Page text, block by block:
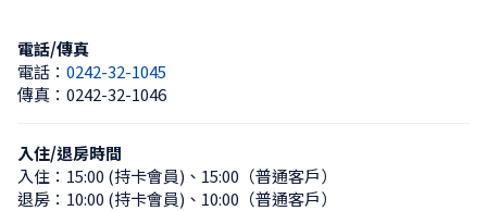
電話/傳真
電話： 0242-32-1045
傳真： 0242-32-1046
入住/退房時間
入住： 15:00 (持卡會員) 、 15:00（普通客戶）
退房： 10:00 (持卡會員) 、 10:00（普通客戶）